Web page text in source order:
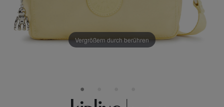
Vergrößern durch berühren